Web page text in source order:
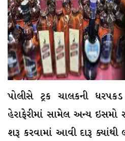
પોલીસે ટ્રક ચાલકની
હેરાફેરીમાં સામેલ અન્ય ઇસમો
શરૂ કરવામાં આવી દારૂ